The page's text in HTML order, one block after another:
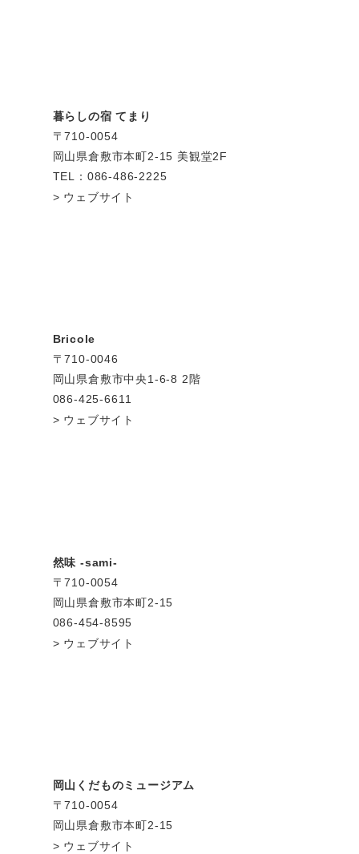
暮らしの宿 てまり
〒710-0054
岡山県倉敷市本町2-15 美観堂2F
TEL：086-486-2225
ウェブサイト
Bricole
〒710-0046
岡山県倉敷市中央1-6-8 2階
086-425-6611
ウェブサイト
然味 -sami-
〒710-0054
岡山県倉敷市本町2-15
086-454-8595
ウェブサイト
岡山くだものミュージアム
〒710-0054
岡山県倉敷市本町2-15
ウェブサイト